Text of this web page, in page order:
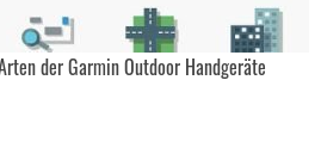
der Garmin Outdoor Handgeräte